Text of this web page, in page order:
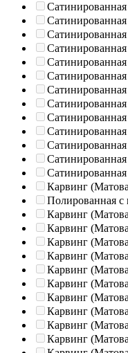
Карвинг
Полированная c
Карвинг
Карвинг
Карвинг
Карвинг
Карвинг
Карвинг
Карвинг
Карвинг
Карвинг
Карвинг